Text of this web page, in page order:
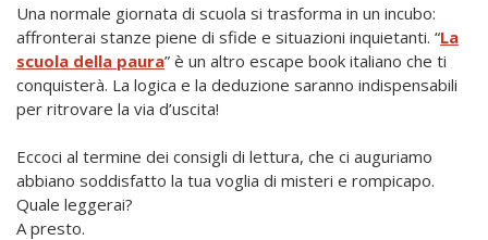
Una normale giornata di scuola si trasforma in un incubo:
affronterai stanze piene di sfide e situazioni inquietanti. “La
scuola della paura” è un altro escape book italiano che ti
conquisterà. La logica e la deduzione saranno indispensabili
per ritrovare la via d’uscita!
Eccoci al termine dei consigli di lettura, che ci auguriamo
abbiano soddisfatto la tua voglia di misteri e rompicapo.
Quale leggerai?
A presto.